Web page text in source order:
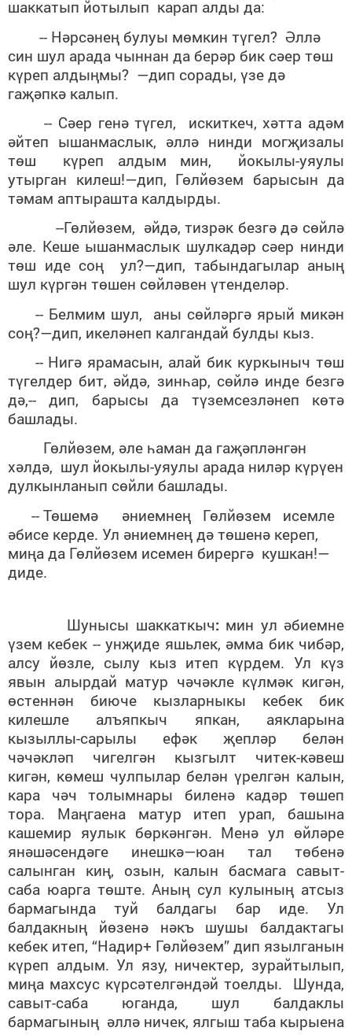
шаккатып йотылып карап алды да:
-- Нәрсәнең булуы мөмкин түгел? Әллә
син шул арада чыннан да берәр бик сәер төш
күреп алдыңмы? —дип сорады, үзе дә
гаҗәпкә калып.
-- Сәер генә түгел, искиткеч, хәтта адәм
әйтеп ышанмаслык, әллә нинди могҗизалы
төш күреп алдым мин, йокылы-уяулы
утырган килеш!—дип, Гөлйөзем барысын да
тәмам аптырашта калдырды.
--Гөлйөзем, әйдә, тизрәк безгә дә сөйлә
әле. Кеше ышанмаслык шулкадәр сәер нинди
төш иде соң ул?—дип, табындагылар аның
шул күргән төшен сөйләвен үтенделәр.
-- Белмим шул, аны сөйләргә ярый микән
соң?—дип, икеләнеп калгандай булды кыз.
-- Нигә ярамасын, алай бик куркыныч төш
түгелдер бит, әйдә, зинһар, сөйлә инде безгә
дә,-- дип, барысы да түземсезләнеп көтә
башлады.
Гөлйөзем, әле һаман да гаҗәпләнгән
хәлдә, шул йокылы-уяулы арада ниләр күрүен
дулкынланып сөйли башлады.
-- Төшемә әниемнең Гөлйөзем исемле
әбисе керде. Ул әниемнең дә төшенә кереп,
миңа да Гөлйөзем исемен бирергә кушкан!—
диде.
Шунысы шаккаткыч: мин ул әбиемне
үзем кебек -- унҗиде яшьлек, әмма бик чибәр,
алсу йөзле, сылу кыз итеп күрдем. Ул күз
явын алырдай матур чәчәкле күлмәк кигән,
өстеннән биюче кызларныкы кебек бик
килешле алъяпкыч япкан, аякларына
кызыллы-сарылы ефәк җепләр белән
чәчәкләп чигелгән кызгылт читек-кәвеш
кигән, көмеш чулпылар белән үрелгән калын,
кара чәч толымнары биленә кадәр төшеп
тора. Маңгаена матур итеп урап, башына
кашемир яулык бөркәнгән. Менә ул өйләре
янәшәсендәге инешкә—юан тал төбенә
салынган киң, озын, калын басмага савыт-
саба юарга төште. Аның сул кулының атсыз
бармагында туй балдагы бар иде. Ул
балдакның йөзенә нәкъ шушы балдактагы
кебек итеп, “Надир+ Гөлйөзем” дип язылганын
күреп алдым. Ул язу, ничектер, зурайтылып,
миңа махсус күрсәтелгәндәй тоелды. Шунда,
савыт-саба юганда, шул балдаклы
бармагының әллә ничек, ялгыш таба кырыена